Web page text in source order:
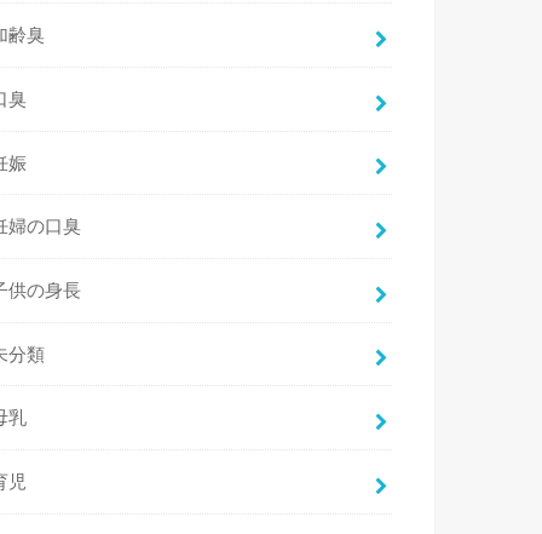
齢臭
臭
娠
婦の口臭
供の身長
分類
乳
児